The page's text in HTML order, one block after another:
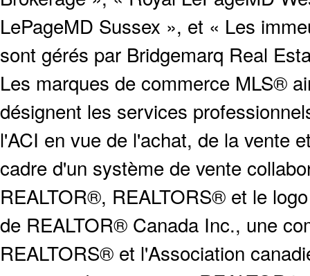
LePageMD Sussex », et « Les
sont gérés par Bridgemarq Real
Les marques de commerce MLS®
désignent les services
l'ACI en vue de l'achat, de la vente
cadre d'un système de vente
REALTOR®, REALTORS® et le
de REALTOR® Canada Inc., une
REALTORS® et l'Association